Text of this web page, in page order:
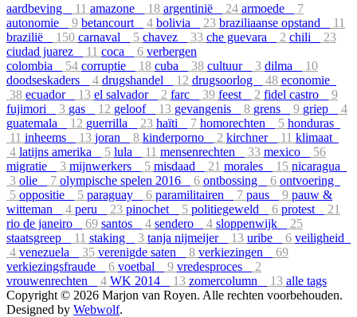
aardbeving 11 amazone 18 argentinië 24 armoede
7
autonomie
9 betancourt 4 bolivia 23 braziliaanse opstand
11
brazilië
150 carnaval 5 chavez 33 che guevara 2 chili
23
ciudad juarez
11 coca 6 verbergen
colombia
54 corruptie 18 cuba 38 cultuur 3 dilma
10
doodseskaders
4 drugshandel 12 drugsoorlog 48 economie
38 ecuador 13 el salvador 2 farc 39 feest 2 fidel castro
9
fujimori
3 gas 12 geloof 13 gevangenis 8 grens 9 griep
4
guatemala
12 guerrilla 23 haïti 7 homorechten 5 honduras
11 inheems 13 joran 8 kinderporno 2 kirchner 11 klimaat
4 latijns amerika 5 lula 11 mensenrechten 33 mexico
56
migratie
3 mijnwerkers 5 misdaad 21 morales 15 nicaragua
3 olie 7 olympische spelen 2016 6 ontbossing 6 ontvoering
5 oppositie 5 paraguay 6 paramilitairen 7 paus 9 pauw &
witteman
4 peru 23 pinochet 5 politiegeweld 6 protest
21
rio de janeiro
69 santos 4 sendero 4 sloppenwijk
25
staatsgreep
11 staking 3 tanja nijmeijer 13 uribe 6 veiligheid
4 venezuela 35 verenigde saten 8 verkiezingen
69
verkiezingsfraude
6 voetbal 9 vredesproces
2
vrouwenrechten
4 WK 2014 13 zomercolumn 13 alle tags
Copyright © 2026 Marjon van Royen. Alle rechten voorbehouden.
Designed by Webwolf.